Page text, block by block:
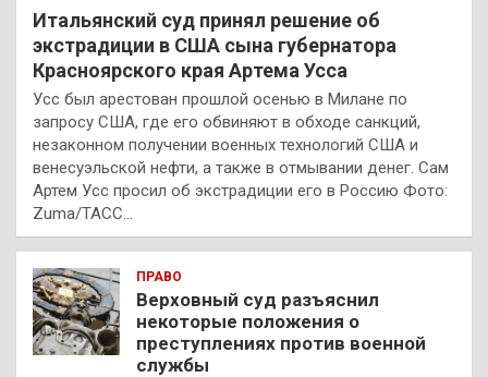
Итальянский суд принял решение об
экстрадиции в США сына губернатора
Красноярского края Артема Усса
Усс был арестован прошлой осенью в Милане по
запросу США, где его обвиняют в обходе санкций,
незаконном получении военных технологий США и
венесуэльской нефти, а также в отмывании денег. Сам
Артем Усс просил об экстрадиции его в Россию Фото:
Zuma/ТАСС…
ПРАВО
Верховный суд разъяснил
некоторые положения о
преступлениях против военной
службы